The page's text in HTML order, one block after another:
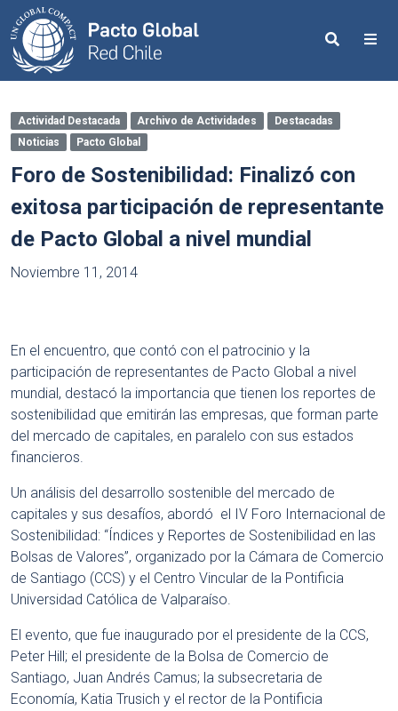
Search
Actividad Destacada Archivo de Actividades
Destacadas
Noticias
Pacto Global
Foro de Sostenibilidad: Finalizó con
exitosa participación de representante
de Pacto Global a nivel mundial
Noviembre 11, 2014
En el encuentro, que contó con el patrocinio y la
participación de representantes de Pacto Global a nivel
mundial, destacó la importancia que tienen los reportes de
sostenibilidad que emitirán las empresas, que forman parte
del mercado de capitales, en paralelo con sus estados
financieros.
Un análisis del desarrollo sostenible del mercado de
capitales y sus desafíos, abordó el IV Foro Internacional de
Sostenibilidad: “Índices y Reportes de Sostenibilidad en las
Bolsas de Valores”, organizado por la Cámara de Comercio
de Santiago (CCS) y el Centro Vincular de la Pontificia
Universidad Católica de Valparaíso.
El evento, que fue inaugurado por el presidente de la CCS,
Peter Hill; el presidente de la Bolsa de Comercio de
Santiago, Juan Andrés Camus; la subsecretaria de
Economía, Katia Trusich y el rector de la Pontificia